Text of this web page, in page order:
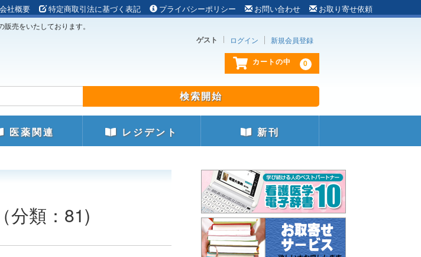
会社概要 特定商取引法に基づく表記 プライバシーポリシー お問い合わせ お取り寄せ依頼
売をいたしております。
ゲスト ログイン 新規会員登録
カートの中 0
医薬関連 レジデント 新刊
分類：81)